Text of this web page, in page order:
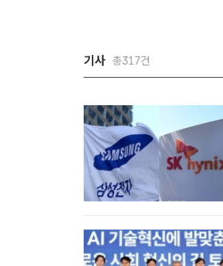
기사 총317건